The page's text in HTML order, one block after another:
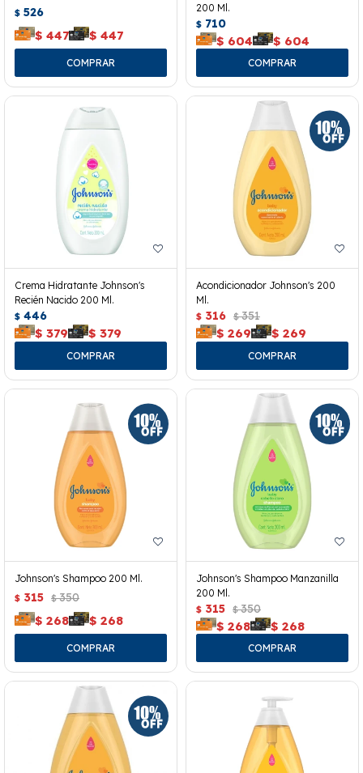
$ 526
$ 447 $ 447
200 Ml.
$ 710
$ 604 $ 604
Crema Hidratante Johnson's
Recién Nacido 200 Ml.
$ 446
$ 379 $ 379
Acondicionador Johnson's 200
Ml.
$ 316 $ 351
$ 269 $ 269
Johnson's Shampoo 200 Ml.
$ 315 $ 350
$ 268 $ 268
Johnson's Shampoo Manzanilla
200 Ml.
$ 315 $ 350
$ 268 $ 268